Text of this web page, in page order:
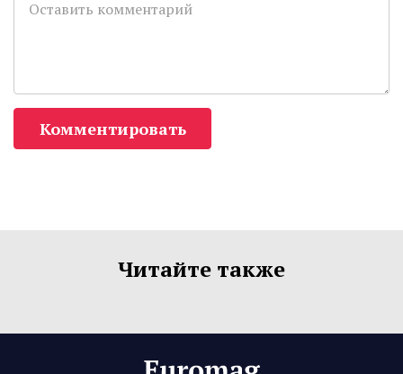
Комментировать
Читайте также